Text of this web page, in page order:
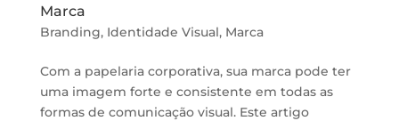
Marca
Branding, Identidade Visual, Marca
Com a papelaria corporativa, sua marca pode ter
uma imagem forte e consistente em todas as
formas de comunicação visual. Este artigo